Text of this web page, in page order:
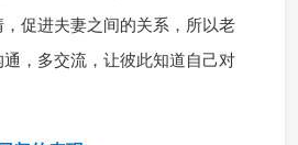
促进夫妻之间的关系，所以老
，多交流，让彼此知道自己对